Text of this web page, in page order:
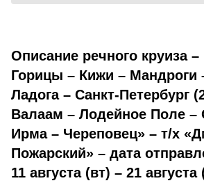
Описание речного круиза
Горицы – Кижи – Мандроги
Ладога – Санкт-Петербург
Валаам – Лодейное Поле –
Ирма – Череповец» – т/х
Пожарский» – дата
11 августа (вт) – 21 августа